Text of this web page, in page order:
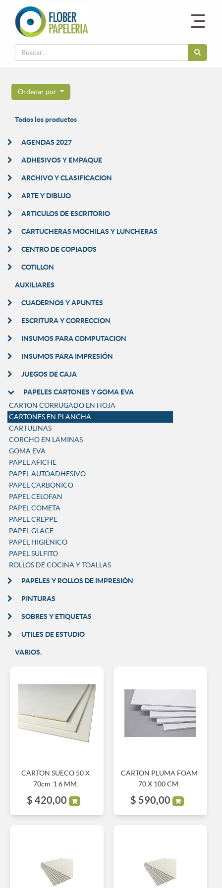
Ordenar por
Todos los productos
AGENDAS 2027
ADHESIVOS Y EMPAQUE
ARCHIVO Y CLASIFICACION
ARTE Y DIBUJO
ARTICULOS DE ESCRITORIO
CARTUCHERAS MOCHILAS Y LUNCHERAS
CENTRO DE COPIADOS
COTILLON
AUXILIARES
CUADERNOS Y APUNTES
ESCRITURA Y CORRECCION
INSUMOS PARA COMPUTACION
INSUMOS PARA IMPRESIÓN
JUEGOS DE CAJA
PAPELES CARTONES Y GOMA EVA
CARTON CORRUGADO EN HOJA
CARTONES EN PLANCHA
CARTULINAS
CORCHO EN LAMINAS
GOMA EVA
PAPEL AFICHE
PAPEL AUTOADHESIVO
PAPEL CARBONICO
PAPEL CELOFAN
PAPEL COMETA
PAPEL CREPPE
PAPEL GLACE
PAPEL HIGIENICO
PAPEL SULFITO
ROLLOS DE COCINA Y TOALLAS
PAPELES Y ROLLOS DE IMPRESIÓN
PINTURAS
SOBRES Y ETIQUETAS
UTILES DE ESTUDIO
VARIOS.
CARTON SUECO 50 X
70cm. 1.6 MM.
$ 420,00
CARTON PLUMA FOAM
70 X 100 CM.
$ 590,00